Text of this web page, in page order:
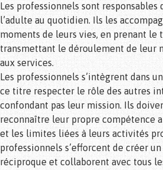
Les professionnels sont responsables
l’adulte au quotidien. Ils les
moments de leurs vies, en prenant le
transmettant le déroulement de leur
aux services.
Les professionnels s’intègrent dans
ce titre respecter le rôle des autres
confondant pas leur mission. Ils
reconnaître leur propre compétence
et les limites liées à leurs activités
professionnels s’efforcent de créer
réciproque et collaborent avec tous